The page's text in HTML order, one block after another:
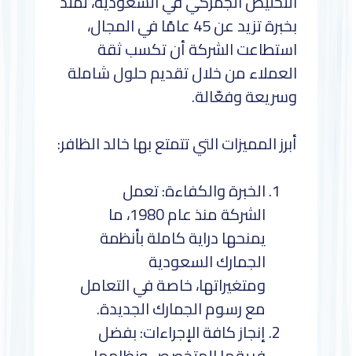
بخبرة تزيد عن 45 عامًا في المجال،
استطاعت الشركة أن تكسب ثقة
العملاء من خلال تقديم حلول شاملة
وسريعة وفعّالة.
أبرز المميزات التي تتمتع بها خالد الظافر:
الخبرة والكفاءة: تعمل
الشركة منذ عام 1980، ما
يمنحها دراية كاملة بأنظمة
الجمارك السعودية
ومتغيراتها، خاصة في التعامل
مع رسوم الجمارك الجديدة.
إنجاز كافة الإجراءات: بفضل